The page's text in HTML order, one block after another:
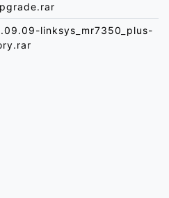
linksys_mr7350_plus-